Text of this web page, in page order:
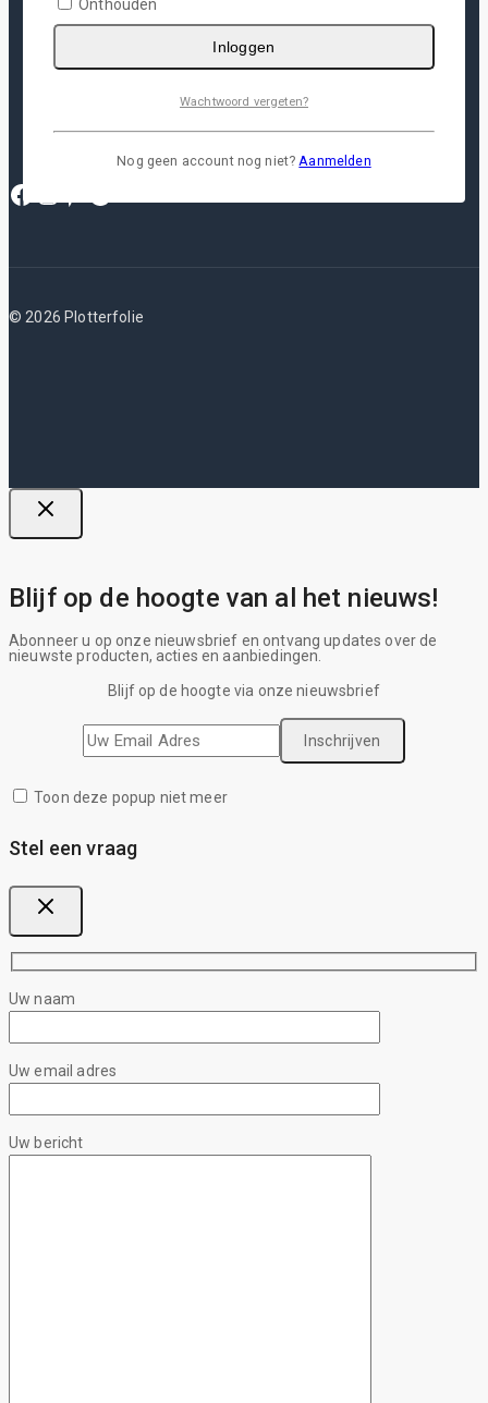
Privacy Policy
Herroepingsrecht
Garantie & Klachten
© 2026 Plotterfolie
Blijf op de hoogte van al het nieuws!
Abonneer u op onze nieuwsbrief en ontvang updates over de
nieuwste producten, acties en aanbiedingen.
Blijf op de hoogte via onze nieuwsbrief
Toon deze popup niet meer
Stel een vraag
Uw naam
Uw email adres
Uw bericht
Onthouden
Inloggen
Wachtwoord vergeten?
Nog geen account nog niet?Aanmelden